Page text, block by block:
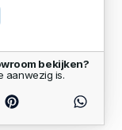
bekijken?
aanwezig is.